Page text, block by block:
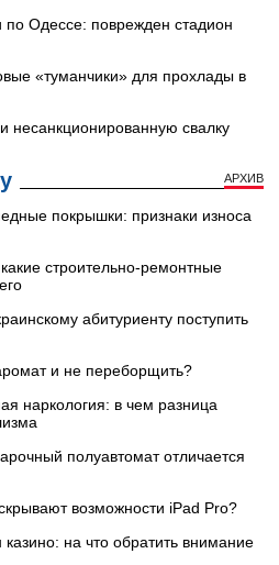
по Одессе: поврежден стадион
«туманчики» для прохлады в
несанкционированную свалку
АРХИВ
покрышки: признаки износа
строительно-ремонтные
абитуриенту поступить
и не переборщить?
наркология: в чем разница
полуавтомат отличается
возможности iPad Pro?
на что обратить внимание